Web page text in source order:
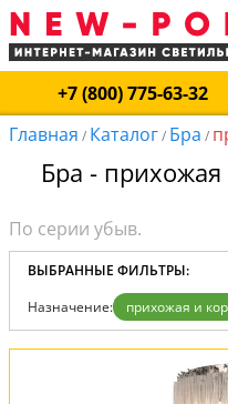
+7 (800) 775-63-32
Главная / Каталог/ Бра /
Бра -
ВЫБРАННЫЕ ФИЛЬТРЫ:
Назначение: прихожая и